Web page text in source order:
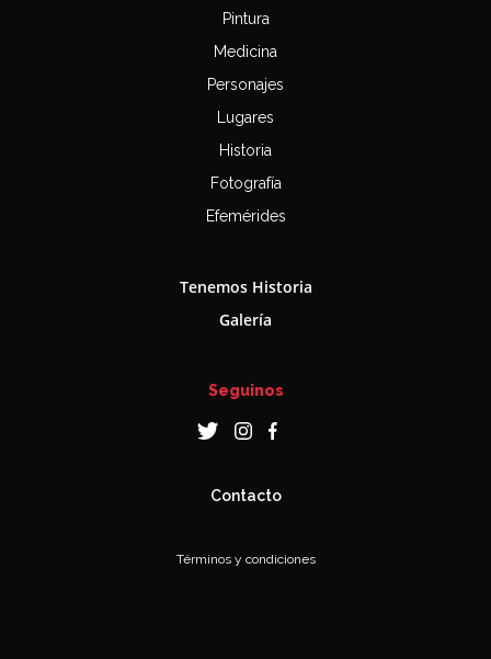
Pintura
Medicina
Personajes
Lugares
Historia
Fotografía
Efemérides
Tenemos Historia
Galería
Seguinos
Contacto
Términos y condiciones